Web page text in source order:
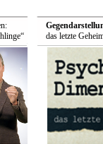
das letzte